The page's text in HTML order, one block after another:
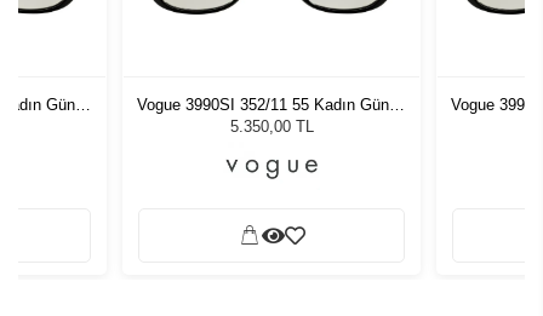
Güneş
Vogue 3990SI 352/11 55 Kadın Güneş
Gözlüğü
5.350,00 TL
Vogue